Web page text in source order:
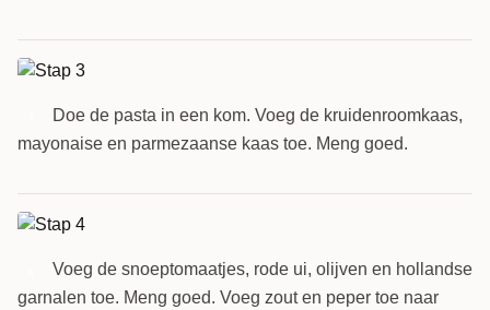
Doe de pasta in een kom. Voeg de kruidenroomkaas,
mayonaise en parmezaanse kaas toe. Meng goed.
Voeg de snoeptomaatjes, rode ui, olijven en hollandse
garnalen toe. Meng goed. Voeg zout en peper toe naar